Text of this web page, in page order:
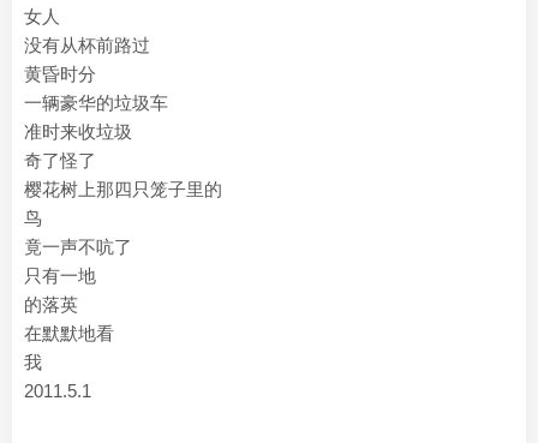
女人
没有从杯前路过
黄昏时分
一辆豪华的垃圾车
准时来收垃圾
奇了怪了
樱花树上那四只笼子里的
鸟
竟一声不吭了
只有一地
的落英
在默默地看
我
2011.5.1